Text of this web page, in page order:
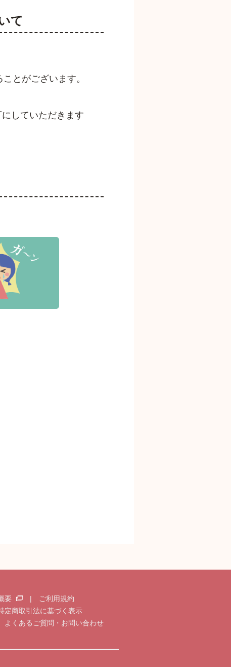
て
とがございます。
していただきます
要 |
ご利用規約
定商取引法に基づく表示
よくあるご質問・お問い合わせ